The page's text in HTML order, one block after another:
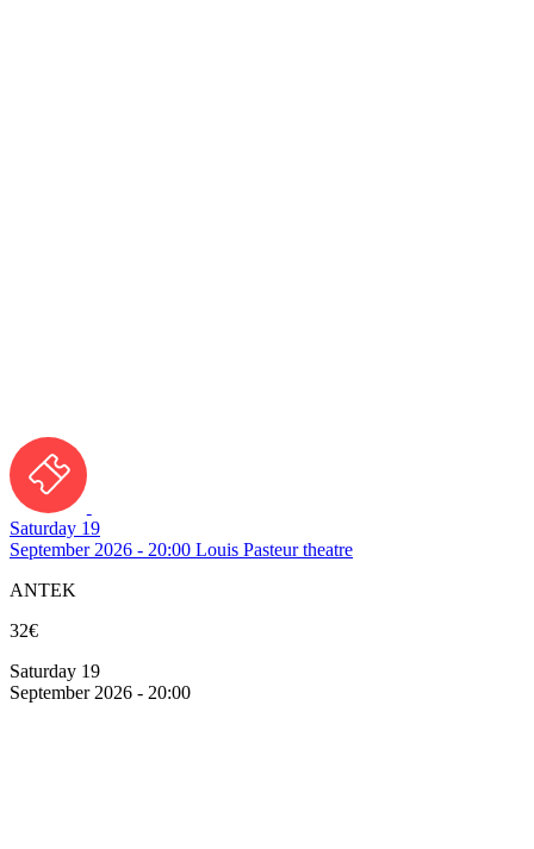
Saturday 19
September 2026 - 20:00 Louis Pasteur theatre
ANTEK
32€
Saturday 19
September 2026 - 20:00